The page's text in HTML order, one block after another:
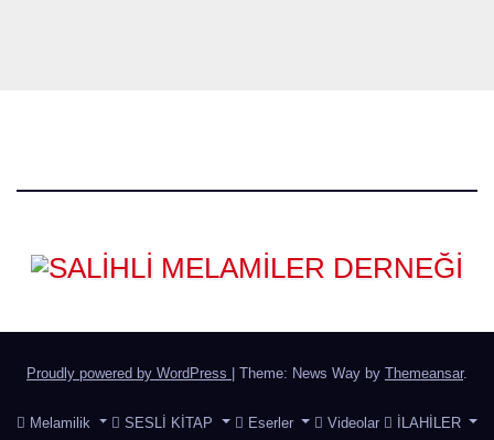
Proudly powered by WordPress | Theme: News Way by Themeansar.
Melamilik SESLİ KİTAP Eserler Videolar İLAHİLER